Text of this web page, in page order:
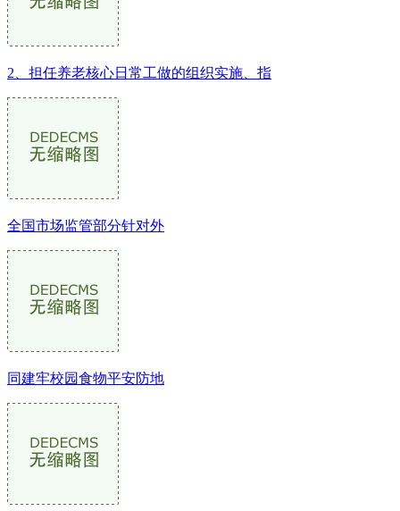
2、担任养老核心日常工做的组织实施、指
全国市场监管部分针对外
同建牢校园食物平安防地